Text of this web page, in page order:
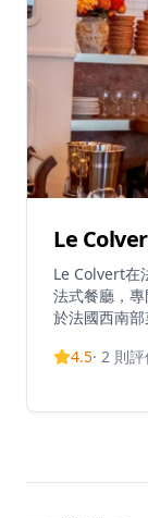
Le
Le Colvert在
法式餐廳，
於法國西南
廳直接從法國
4.5· 2 則評